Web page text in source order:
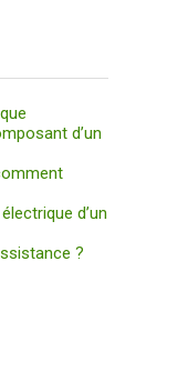
d’un
d’un
?